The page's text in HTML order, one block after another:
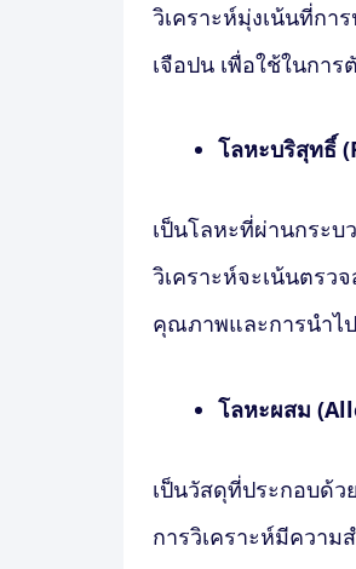
วิเคราะห์มุ่งเน้นที่กา
เจือปน เพื่อใช้ในกา
โลหะบริสุทธิ์
เป็นโลหะที่ผ่านกระบ
วิเคราะห์จะเน้นตรว
คุณภาพและการนำไ
โลหะผสม
เป็นวัสดุที่ประกอบด้ว
การวิเคราะห์มีควา